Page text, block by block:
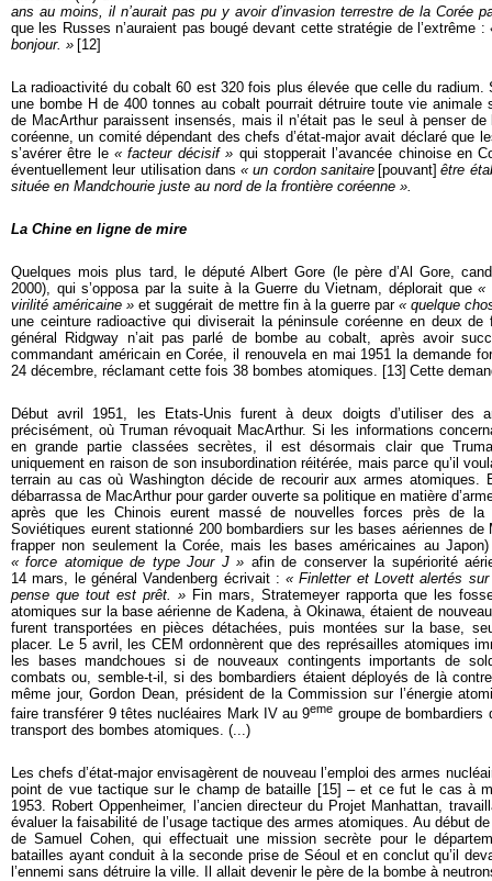
ans au moins, il n’aurait pas pu y avoir d’invasion terrestre de la Corée
que les Russes n’auraient pas bougé devant cette stratégie de l’extrême :
bonjour. » [12]
La radioactivité du cobalt 60 est 320 fois plus élevée que celle du radium.
une bombe H de 400 tonnes au cobalt pourrait détruire toute vie animale
de MacArthur paraissent insensés, mais il n’était pas le seul à penser
coréenne, un comité dépendant des chefs d’état-major avait déclaré que
s’avérer être le« facteur décisif » qui stopperait l’avancée chinoise en
éventuellement leur utilisation dans« un cordon sanitaire [pouvant] être ét
située en Mandchourie juste au nord de la frontière coréenne ».
La Chine en ligne de mire
Quelques mois plus tard, le député Albert Gore (le père d’Al Gore,
2000), qui s’opposa par la suite à la Guerre du Vietnam, déplorait que«
virilité américaine » et suggérait de mettre fin à la guerre par« quelque
une ceinture radioactive qui diviserait la péninsule coréenne en deux de
général Ridgway n’ait pas parlé de bombe au cobalt, après avoir
commandant américain en Corée, il renouvela en mai 1951 la demande
24 décembre, réclamant cette fois 38 bombes atomiques. [13] Cette
Début avril 1951, les Etats-Unis furent à deux doigts d’utiliser des
précisément, où Truman révoquait MacArthur. Si les informations
en grande partie classées secrètes, il est désormais clair que
uniquement en raison de son insubordination réitérée, mais parce qu’il
terrain au cas où Washington décide de recourir aux armes atomiques.
débarrassa de MacArthur pour garder ouverte sa politique en matière
après que les Chinois eurent massé de nouvelles forces près de la
Soviétiques eurent stationné 200 bombardiers sur les bases aériennes de
frapper non seulement la Corée, mais les bases américaines au
« force atomique de type Jour J » afin de conserver la supériorité
14 mars, le général Vandenberg écrivait :« Finletter et Lovett alertés
pense que tout est prêt. » Fin mars, Stratemeyer rapporta que les
atomiques sur la base aérienne de Kadena, à Okinawa, étaient de
furent transportées en pièces détachées, puis montées sur la base,
placer. Le 5 avril, les CEM ordonnèrent que des représailles atomiques
les bases mandchoues si de nouveaux contingents importants de
combats ou, semble-t-il, si des bombardiers étaient déployés de là
même jour, Gordon Dean, président de la Commission sur l’énergie
faire transférer 9 têtes nucléaires Mark IV au 9eme groupe de bombardiers
transport des bombes atomiques. (...)
Les chefs d’état-major envisagèrent de nouveau l’emploi des armes
point de vue tactique sur le champ de bataille [15] – et ce fut le cas à
1953. Robert Oppenheimer, l’ancien directeur du Projet Manhattan,
évaluer la faisabilité de l’usage tactique des armes atomiques. Au début
de Samuel Cohen, qui effectuait une mission secrète pour le
batailles ayant conduit à la seconde prise de Séoul et en conclut qu’il
l’ennemi sans détruire la ville. Il allait devenir le père de la bombe à